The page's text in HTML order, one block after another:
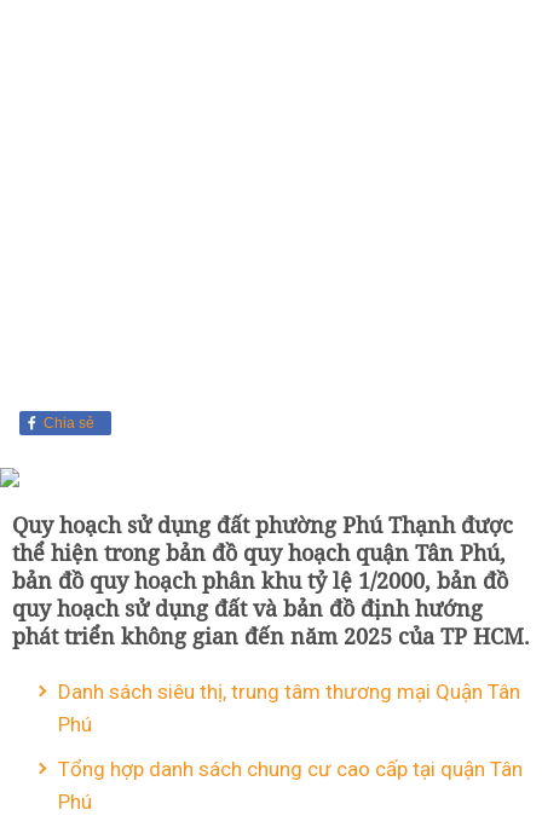
Chia sẻ
Quy hoạch sử dụng đất phường Phú Thạnh được
thể hiện trong bản đồ quy hoạch quận Tân Phú,
bản đồ quy hoạch phân khu tỷ lệ 1/2000, bản đồ
quy hoạch sử dụng đất và bản đồ định hướng
phát triển không gian đến năm 2025 của TP HCM.
Danh sách siêu thị, trung tâm thương mại Quận Tân
Phú
Tổng hợp danh sách chung cư cao cấp tại quận Tân
Phú